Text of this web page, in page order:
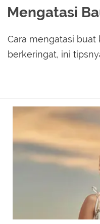
Mengatasi
Cara mengatasi buat
berkeringat, ini